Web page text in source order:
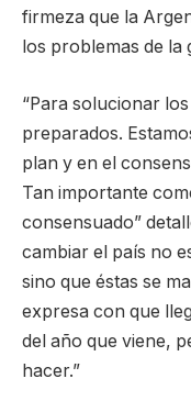
firmeza que la
los problemas de la
“Para solucionar
preparados.
plan y en el
Tan importante
consensuado”
cambiar el país no
sino que éstas se
expresa con que
del año que viene,
hacer.”